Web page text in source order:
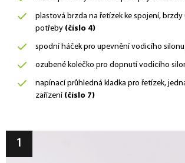
plastová brzda na řetízek ke spojení,
potřeby (číslo 4)
spodní háček pro upevnění vodicího silonu
ozubené kolečko pro dopnutí vodicího
napínací průhledná kladka pro řetízek,
zařízení (číslo 7)